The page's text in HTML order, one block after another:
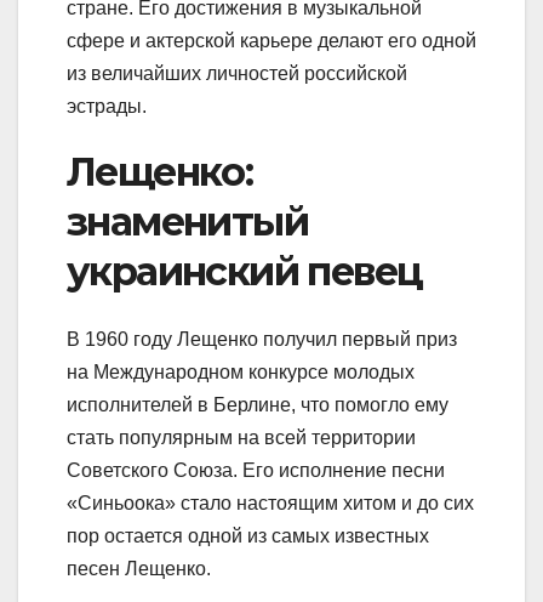
стране. Его достижения в музыкальной
сфере и актерской карьере делают его одной
из величайших личностей российской
эстрады.
Лещенко:
знаменитый
украинский певец
В 1960 году Лещенко получил первый приз
на Международном конкурсе молодых
исполнителей в Берлине, что помогло ему
стать популярным на всей территории
Советского Союза. Его исполнение песни
«Синьоока» стало настоящим хитом и до сих
пор остается одной из самых известных
песен Лещенко.